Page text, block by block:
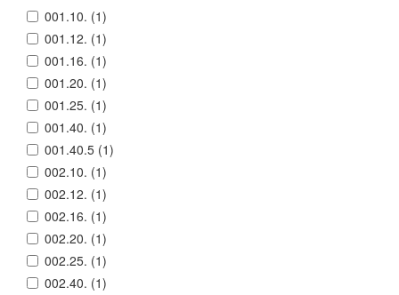
001.10. (1)
001.12. (1)
001.16. (1)
001.20. (1)
001.25. (1)
001.40. (1)
001.40.5 (1)
002.10. (1)
002.12. (1)
002.16. (1)
002.20. (1)
002.25. (1)
002.40. (1)